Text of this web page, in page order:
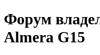
Форум
Almera G15